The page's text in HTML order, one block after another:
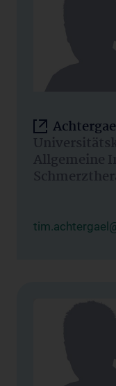
Allgemeine